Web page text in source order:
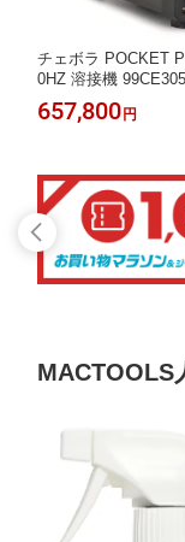
チェボラ POCKET
0HZ 溶接機 99CE305
657,800 円
MACTOOLS